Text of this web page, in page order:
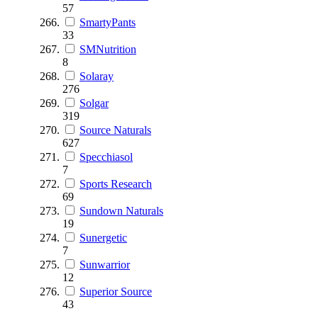
57
SmartyPants
33
SMNutrition
8
Solaray
276
Solgar
319
Source Naturals
627
Specchiasol
7
Sports Research
69
Sundown Naturals
19
Sunergetic
7
Sunwarrior
12
Superior Source
43